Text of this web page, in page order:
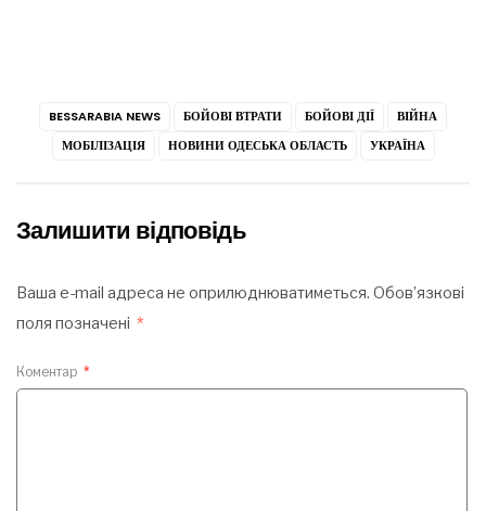
BESSARABIA NEWS БОЙОВІ ВТРАТИ БОЙОВІ ДІЇ
ВІЙНА
МОБІЛІЗАЦІЯ
НОВИНИ ОДЕСЬКА ОБЛАСТЬ УКРАЇНА
Залишити відповідь
Ваша e-mail адреса не оприлюднюватиметься. Обов’язкові
поля позначені *
Коментар *